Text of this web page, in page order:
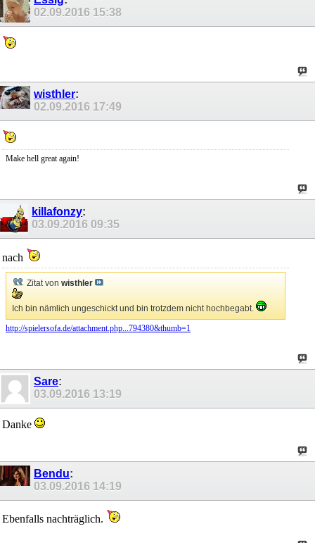
02.09.2016 15:38
wisthler:
02.09.2016 17:49
Make hell great again!
killafonzy:
03.09.2016 09:35
nach
Zitat von wisthler
Ich bin nämlich ungeschickt und bin trotzdem nicht hochbegabt.
http://spielersofa.de/attachment.php...794380&thumb=1
Sare:
03.09.2016 13:19
Danke
Bendu:
03.09.2016 14:19
Ebenfalls nachträglich.